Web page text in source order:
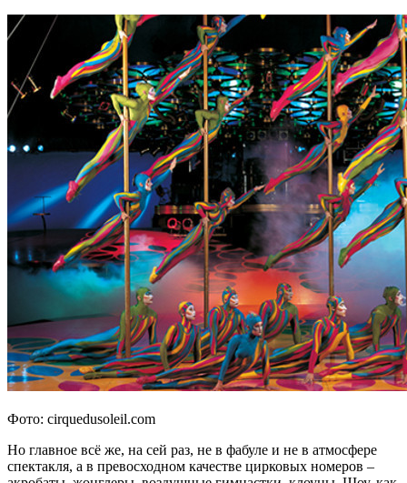
Фото: cirquedusoleil.com
Но главное всё же, на сей раз, не в фабуле и не в атмосфере
спектакля, а в превосходном качестве цирковых номеров –